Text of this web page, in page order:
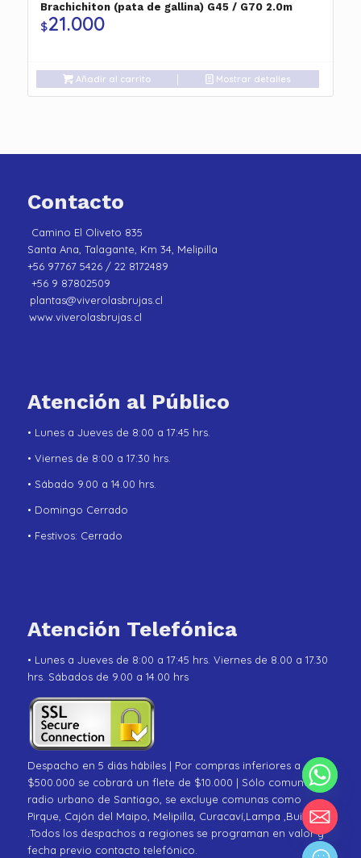
Brachichiton (pata de gallina) G45 / G70 2.0m
$21.000
Añadir al carrito Mostrar detalles
Contacto
Camino El Oliveto 835
Santa Ana, Talagante, Km 34, Melipilla
+56 97767 5426 / 22 8172489
+56 9 87802509
plantas@viverolasbrujas.cl
www.viverolasbrujas.cl
Atención al Público
• Lunes a Jueves de 8:00 a 17:45 hrs.
• Viernes de 8:00 a 17:30 hrs.
• Sábado 9.00 a 14.00 hrs.
• Domingo Cerrado
• Festivos: Cerrado
Atención Telefónica
• Lunes a Jueves de 8:00 a 17:45 hrs. Viernes de 8.00 a 17.30
hrs. Sábados de 9.00 a 14.00 hrs
Despacho en 5 diás hábiles | Por compras inferiores a
$500.000 se cobrará un flete de $10.000 | Sólo comunas de
radio urbano de Santiago, se excluye comunas como
Pirque, Cajón del Maipo, Melipilla, Curacaví,Lampa ,Buin
.Todos los despachos a regiones se programan en valor y
fecha previo contacto telefónico.